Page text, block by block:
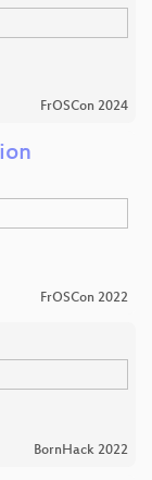
FrOSCon 2024
FrOSCon 2022
BornHack 2022